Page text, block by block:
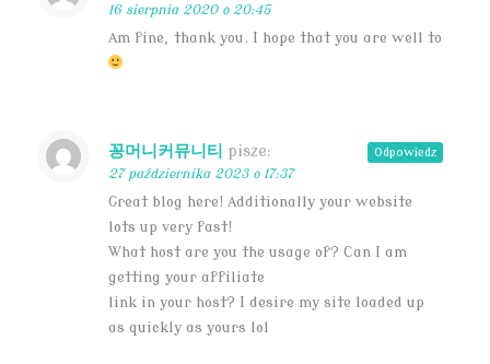
16 sierpnia 2020 o 20:45
Am fine, thank you. I hope that you are well to
꽁머니커뮤니티 pisze:
27 października 2023 o 17:37
Great blog here! Additionally your website
lots up very fast!
What host are you the usage of? Can I am
getting your affiliate
link in your host? I desire my site loaded up
as quickly as yours lol
Odpowiedz